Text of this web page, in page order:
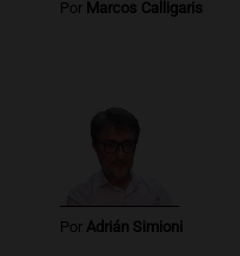
Por Marcos Calligaris
Por Adrián Simioni